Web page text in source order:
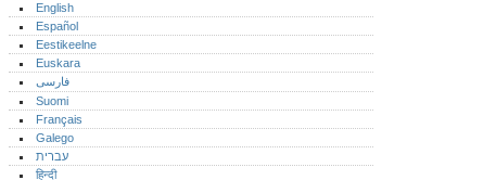
English
Español
Eestikeelne
Euskara
فارسی
Suomi
Français
Galego
עברית
हिन्दी